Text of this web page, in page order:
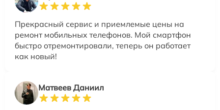
Прекрасный сервис и приемлемые цены на
ремонт мобильных телефонов. Мой смартфон
быстро отремонтировали, теперь он работает
как новый!
Матвеев Даниил